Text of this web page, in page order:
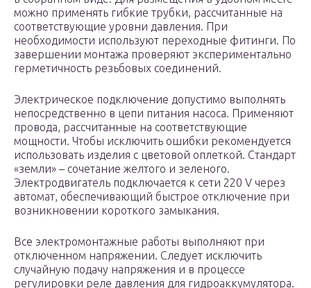
можно применять гибкие трубки, рассчитанные на
соответствующие уровни давления. При
необходимости используют переходные фитинги. По
завершении монтажа проверяют экспериментально
герметичность резьбовых соединений.
Электрическое подключение допустимо выполнять
непосредственно в цепи питания насоса. Применяют
провода, рассчитанные на соответствующие
мощности. Чтобы исключить ошибки рекомендуется
использовать изделия с цветовой оплеткой. Стандарт
«земли» – сочетание желтого и зеленого.
Электродвигатель подключается к сети 220 V через
автомат, обеспечивающий быстрое отключение при
возникновении короткого замыкания.
Все электромонтажные работы выполняют при
отключенном напряжении. Следует исключить
случайную подачу напряжения и в процессе
регулировки реле давления для гидроаккумулятора.